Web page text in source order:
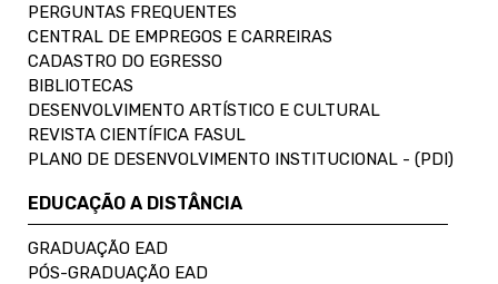
PERGUNTAS FREQUENTES
CENTRAL DE EMPREGOS E CARREIRAS
CADASTRO DO EGRESSO
BIBLIOTECAS
DESENVOLVIMENTO ARTÍSTICO E CULTURAL
REVISTA CIENTÍFICA FASUL
PLANO DE DESENVOLVIMENTO INSTITUCIONAL - (PDI)
EDUCAÇÃO A DISTÂNCIA
GRADUAÇÃO EAD
PÓS-GRADUAÇÃO EAD